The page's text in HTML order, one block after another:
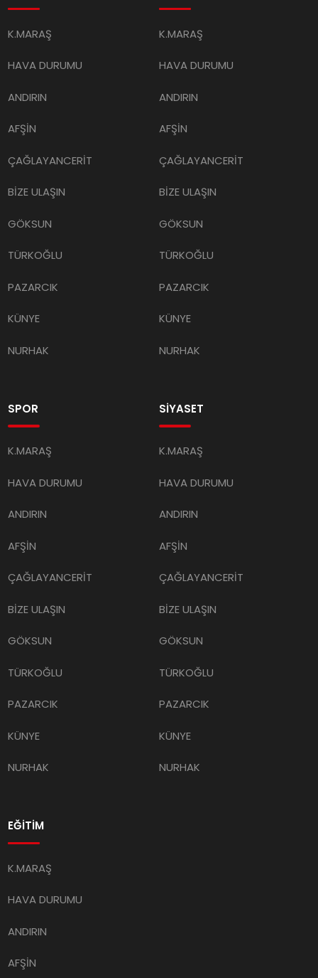
K.MARAŞ
HAVA DURUMU
ANDIRIN
AFŞİN
ÇAĞLAYANCERİT
BİZE ULAŞIN
GÖKSUN
TÜRKOĞLU
PAZARCIK
KÜNYE
NURHAK
K.MARAŞ
HAVA DURUMU
ANDIRIN
AFŞİN
ÇAĞLAYANCERİT
BİZE ULAŞIN
GÖKSUN
TÜRKOĞLU
PAZARCIK
KÜNYE
NURHAK
SPOR
K.MARAŞ
HAVA DURUMU
ANDIRIN
AFŞİN
ÇAĞLAYANCERİT
BİZE ULAŞIN
GÖKSUN
TÜRKOĞLU
PAZARCIK
KÜNYE
NURHAK
SİYASET
K.MARAŞ
HAVA DURUMU
ANDIRIN
AFŞİN
ÇAĞLAYANCERİT
BİZE ULAŞIN
GÖKSUN
TÜRKOĞLU
PAZARCIK
KÜNYE
NURHAK
EĞİTİM
K.MARAŞ
HAVA DURUMU
ANDIRIN
AFŞİN